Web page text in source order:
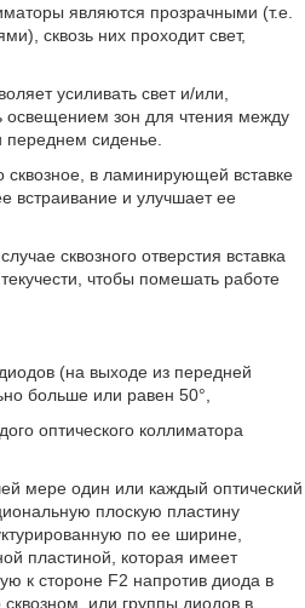
являются прозрачными (т.е.
сквозь них проходит свет,
усиливать свет и/или,
освещением зон для чтения между
сиденье.
сквозное, в ламинирующей вставке
встраивание и улучшает ее
сквозного отверстия вставка
чтобы помешать работе
(на выходе из передней
больше или равен 50°,
оптического коллиматора
мере один или каждый оптический
плоскую пластину
по ее ширине,
пластиной, которая имеет
к стороне F2 напротив диода в
сквозном, или группы диодов в